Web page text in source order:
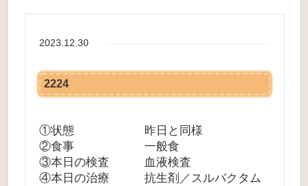
2023.12.30
2224
①状態 昨日と同様
②食事 一般食
③本日の検査 血液検査
④本日の治療 抗生剤／スルバクタム